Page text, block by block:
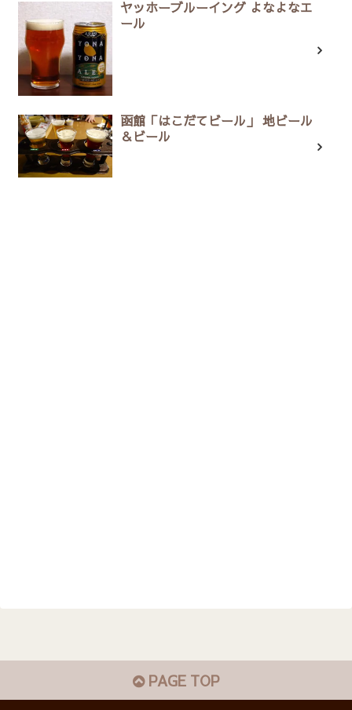
ヤッホーブルーイング よなよなエ
ール
函館「はこだてビール」 地ビール
＆ビール
PAGE TOP